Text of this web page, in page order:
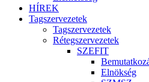
HÍREK
Tagszervezetek
Tagszervezetek
Rétegszervezetek
SZEFIT
Elnökség